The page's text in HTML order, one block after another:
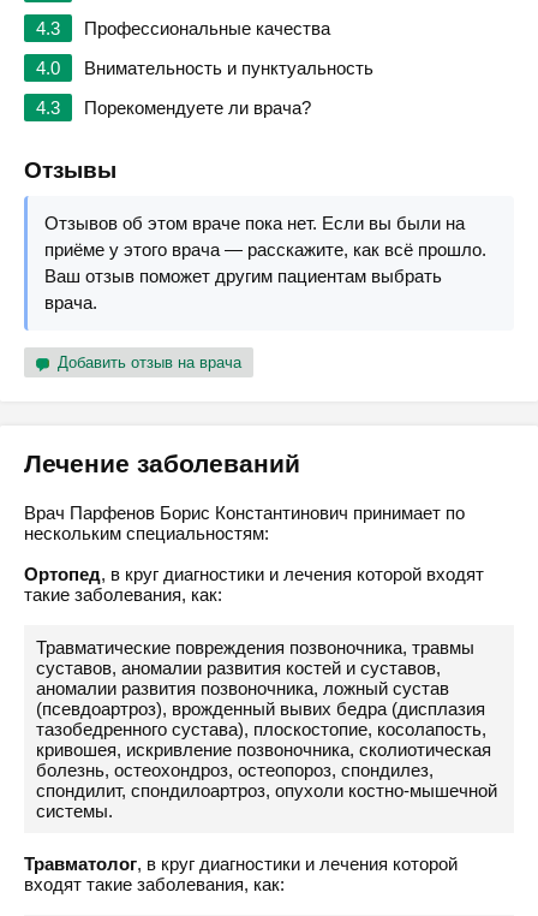
4.3
Профессиональные качества
4.0
Внимательность и пунктуальность
4.3
Порекомендуете ли врача?
Отзывы
Отзывов об этом враче пока нет. Если вы были на
приёме у этого врача — расскажите, как всё прошло.
Ваш отзыв поможет другим пациентам выбрать
врача.
Добавить отзыв на врача
Лечение заболеваний
Врач Парфенов Борис Константинович принимает по
нескольким специальностям:
Ортопед, в круг диагностики и лечения которой входят
такие заболевания, как:
Травматические повреждения позвоночника, травмы
суставов, аномалии развития костей и суставов,
аномалии развития позвоночника, ложный сустав
(псевдоартроз), врожденный вывих бедра (дисплазия
тазобедренного сустава), плоскостопие, косолапость,
кривошея, искривление позвоночника, сколиотическая
болезнь, остеохондроз, остеопороз, спондилез,
спондилит, спондилоартроз, опухоли костно-мышечной
системы.
Травматолог, в круг диагностики и лечения которой
входят такие заболевания, как: